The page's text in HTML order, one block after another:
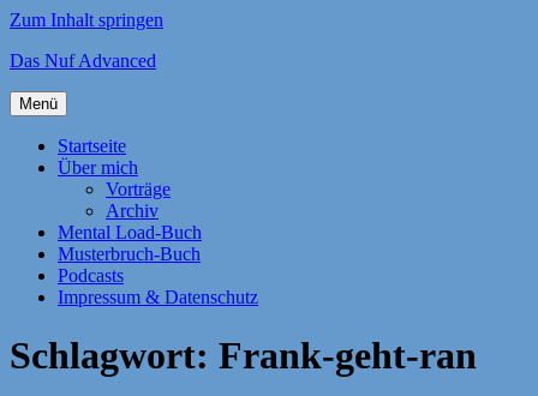
Zum Inhalt springen
Das Nuf Advanced
Menü
Startseite
Über mich
Vorträge
Archiv
Mental Load-Buch
Musterbruch-Buch
Podcasts
Impressum & Datenschutz
Schlagwort: Frank-geht-ran